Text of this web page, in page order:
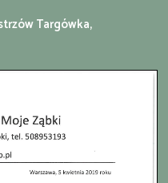
Targówka,